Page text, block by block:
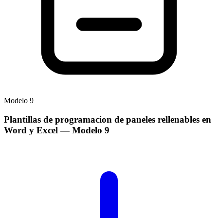
Modelo 9
Plantillas de programacion de paneles rellenables en
Word y Excel — Modelo 9